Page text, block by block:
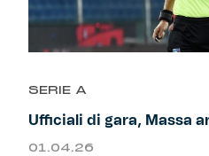
SERIE A
Ufficiali di gara, Massa
01.04.26